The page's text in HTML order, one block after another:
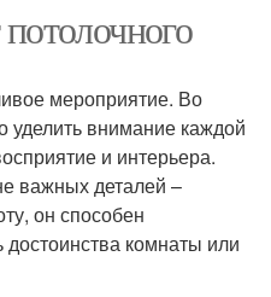
мероприятие. Во
уделить внимание каждой
и интерьера.
важных деталей –
он способен
достоинства комнаты или